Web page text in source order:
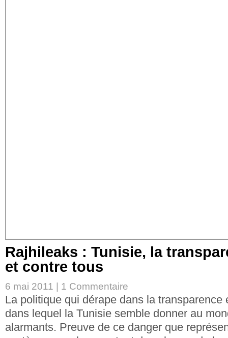
Rajhileaks : Tunisie, la
et contre tous
6 mai 2011 | 1 Commentaire
La politique qui dérape dans la transparence
dans lequel la Tunisie semble donner au
alarmants. Preuve de ce danger que